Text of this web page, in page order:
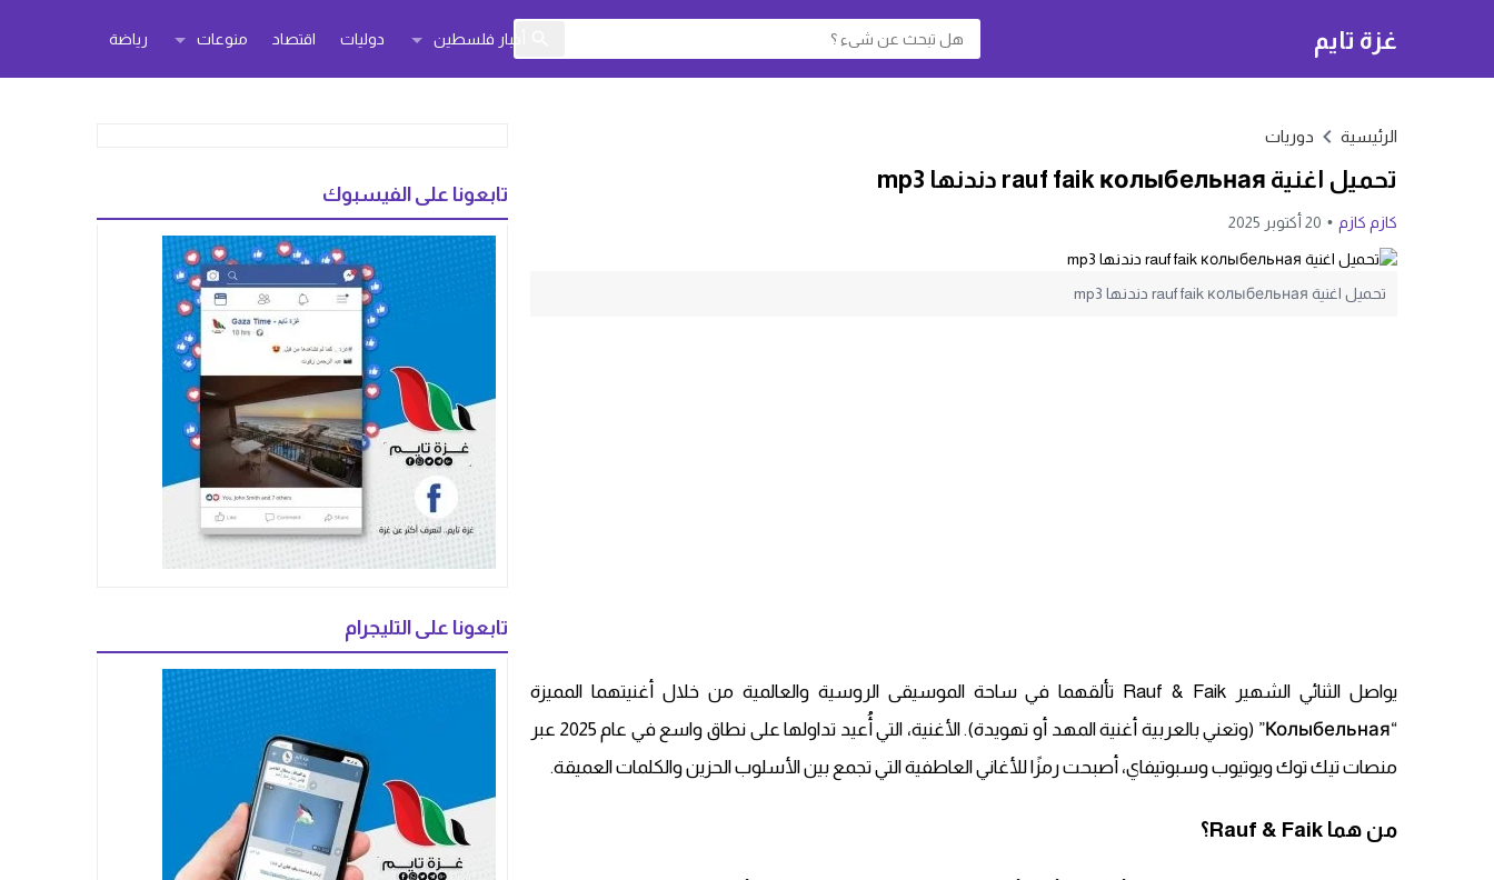
غزة تايم أخبار فلسطين دوليات اقتصاد منوعات رياضة
الرئيسية دوريات
تحميل اغنية rauf faik колыбельная دندنها mp3
كازم كازم 20 أكتوبر 2025
تحميل اغنية rauf faik колыбельная دندنها mp3
يواصل الثنائي الشهير Rauf & Faik تألقهما في ساحة الموسيقى الروسية والعالمية من خلال أغنيتهما المميزة
“Колыбельная” (وتعني بالعربية أغنية المهد أو تهويدة). الأغنية، التي أُعيد تداولها على نطاق واسع في عام 2025 عبر
منصات تيك توك ويوتيوب وسبوتيفاي، أصبحت رمزًا للأغاني العاطفية التي تجمع بين الأسلوب الحزين والكلمات العميقة.
من هما Rauf & Faik؟
تابعونا على الفيسبوك
تابعونا على التليجرام